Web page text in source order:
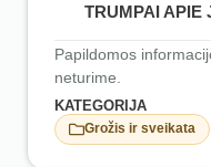
TRUMPAI APIE
Papildomos
neturime.
KATEGORIJA
Grožis ir sveikata